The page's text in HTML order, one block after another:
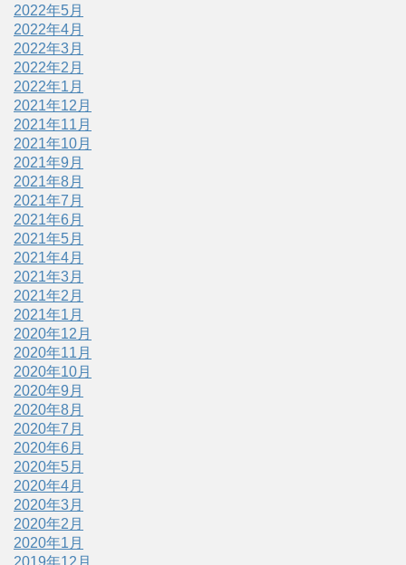
2022年5月
2022年4月
2022年3月
2022年2月
2022年1月
2021年12月
2021年11月
2021年10月
2021年9月
2021年8月
2021年7月
2021年6月
2021年5月
2021年4月
2021年3月
2021年2月
2021年1月
2020年12月
2020年11月
2020年10月
2020年9月
2020年8月
2020年7月
2020年6月
2020年5月
2020年4月
2020年3月
2020年2月
2020年1月
2019年12月